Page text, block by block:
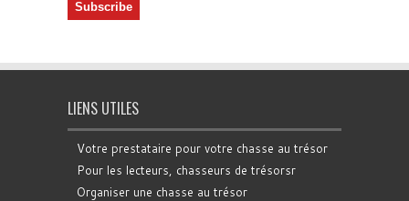
LIENS UTILES
Votre prestataire pour votre chasse au trésor
Pour les lecteurs, chasseurs de trésorsr
Organiser une chasse au trésor